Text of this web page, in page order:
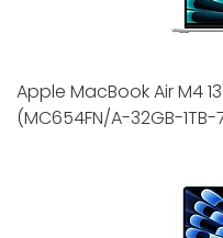
Apple MacBook Air M4
(MC654FN/A-32GB-1TB-